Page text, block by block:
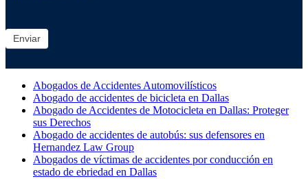
Enviar
Abogados de Accidentes Automovilísticos
Abogado de accidentes de bicicleta en Dallas
Abogado de Accidentes de Motocicleta en Dallas: Proteger
sus Derechos
Abogado de accidentes de autobús: sus defensores en
Hernandez Law Group
Abogados de víctimas de accidentes por conducción en
estado de ebriedad en Dallas